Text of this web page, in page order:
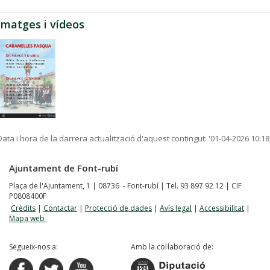
i vídeos
i hora de la darrera actualització d'aquest contingut: '01-04-2026 10:18
Ajuntament de Font-rubí
Plaça de l'Ajuntament, 1 | 08736 - Font-rubí | Tel. 93 897 92 12 | CIF
P0808400F
Crèdits | Contactar | Protecció de dades | Avís legal | Accessibilitat |
Mapa web
Segueix-nos a: Amb la col·laboració de: